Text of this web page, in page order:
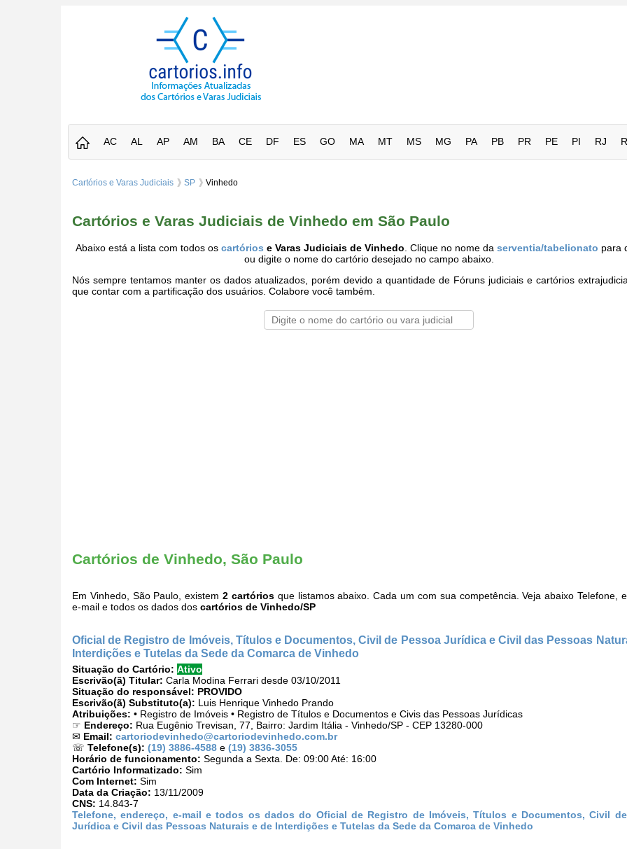
AC AL AP AM BA CE DF ES GO MA MT MS MG PA PB PR PE PI RJ
Cartórios e Varas Judiciais SP Vinhedo
Cartórios e Varas Judiciais de Vinhedo em São Paulo
Abaixo está a lista com todos oscartórios e Varas Judiciais de Vinhedo . Clique no nome daserventia/tabelionato para
ou digite o nome do cartório desejado no campo abaixo.
Nós sempre tentamos manter os dados atualizados, porém devido a quantidade de Fóruns judiciais e cartórios
que contar com a partificação dos usuários. Colabore você também.
Cartórios de Vinhedo, São Paulo
Em Vinhedo, São Paulo, existem2 cartórios que listamos abaixo. Cada um com sua competência. Veja abaixo Telefone,
e-mail e todos os dados dos cartórios de Vinhedo/SP
Oficial de Registro de Imóveis, Títulos e Documentos, Civil de Pessoa Jurídica e Civil das Pessoas
Interdições e Tutelas da Sede da Comarca de Vinhedo
Situação do Cartório: Ativo
Escrivão(ã) Titular: Carla Modina Ferrari desde 03/10/2011
Situação do responsável: PROVIDO
Escrivão(ã) Substituto(a): Luis Henrique Vinhedo Prando
Atribuições: • Registro de Imóveis • Registro de Títulos e Documentos e Civis das Pessoas Jurídicas
☞ Endereço: Rua Eugênio Trevisan, 77, Bairro: Jardim Itália - Vinhedo/SP - CEP 13280-000
✉ Email: cartoriodevinhedo@cartoriodevinhedo.com.br
☏ Telefone(s): (19) 3886-4588 e (19) 3836-3055
Horário de funcionamento: Segunda a Sexta. De: 09:00 Até: 16:00
Cartório Informatizado: Sim
Com Internet: Sim
Data da Criação: 13/11/2009
CNS: 14.843-7
Telefone, endereço, e-mail e todos os dados do Oficial de Registro de Imóveis, Títulos e Documentos, Civil
Jurídica e Civil das Pessoas Naturais e de Interdições e Tutelas da Sede da Comarca de Vinhedo